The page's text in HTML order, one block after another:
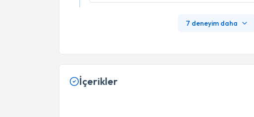
7 deneyim daha
İçerikler